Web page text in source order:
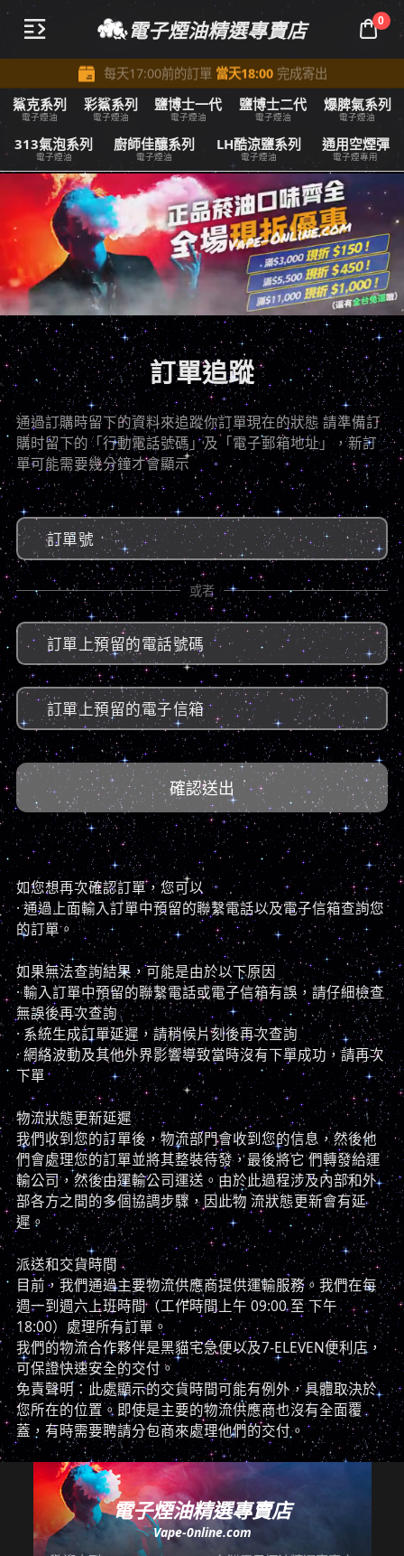
 電子煙油精選專賣店 0
所有訂單商品金額滿$3,000即可享受全台免費配送
 每天17:00前的訂單 當天18:00完成寄出
 滿減優惠進行中：所有訂單商品金額滿$3,300 減$150
 全部商品享受在7天鑑賞期內免費退換服務
鯊克系列
電子煙油
彩鯊系列
電子煙油
鹽博士一代
電子煙油
鹽博士二代
電子煙油
爆脾氣系列
電子煙油
313氣泡系列
電子煙油
廚師佳釀系列
電子煙油
LH酷涼鹽系列
電子煙油
通用空煙彈
電子煙專用
訂單追蹤
通過訂購時留下的資料來追蹤你訂單現在的狀態 請準備訂
購时留下的「行動電話號碼」及「電子郵箱地址」，新訂
單可能需要幾分鐘才會顯示
訂單號
或者
訂單上預留的電話號碼
訂單上預留的電子信箱
確認送出
如您想再次確認訂單，您可以
· 通過上面輸入訂單中預留的聯繫電話以及電子信箱查詢您
的訂單。
如果無法查詢結果，可能是由於以下原因
· 輸入訂單中預留的聯繫電話或電子信箱有誤，請仔細檢查
無誤後再次查詢
· 系統生成訂單延遲，請稍候片刻後再次查詢
· 網絡波動及其他外界影響導致當時沒有下單成功，請再次
下單
物流狀態更新延遲
我們收到您的訂單後，物流部門會收到您的信息，然後他
們會處理您的訂單並將其整裝待發，最後將它 們轉發給運
輸公司，然後由運輸公司運送。由於此過程涉及內部和外
部各方之間的多個協調步驟，因此物 流狀態更新會有延
遲。
派送和交貨時間
目前，我們通過主要物流供應商提供運輸服務。我們在每
週一到週六上班時間（工作時間上午 09:00 至 下午
18:00）處理所有訂單。
我們的物流合作夥伴是黑貓宅急便以及7-ELEVEN便利店，
可保證快速安全的交付。
免責聲明：此處顯示的交貨時間可能有例外，具體取決於
您所在的位置。即使是主要的物流供應商也沒有全面覆
蓋，有時需要聘請分包商來處理他們的交付。
電子煙油精選專賣店
Vape-0nline.com